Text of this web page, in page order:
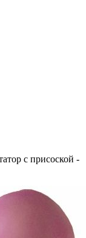
с присоской -